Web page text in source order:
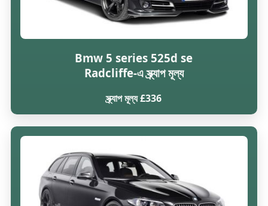
Bmw 5 series 525d se
Radcliffe-এ স্ক্র্যাপ মূল্য
স্ক্র্যাপ মূল্য £336